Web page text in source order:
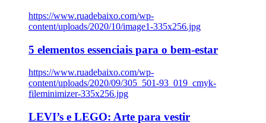
https://www.ruadebaixo.com/wp-
content/uploads/2020/10/image1-335x256.jpg
5 elementos essenciais para o bem-estar
https://www.ruadebaixo.com/wp-
content/uploads/2020/09/305_501-93_019_cmyk-
fileminimizer-335x256.jpg
LEVI’s e LEGO: Arte para vestir